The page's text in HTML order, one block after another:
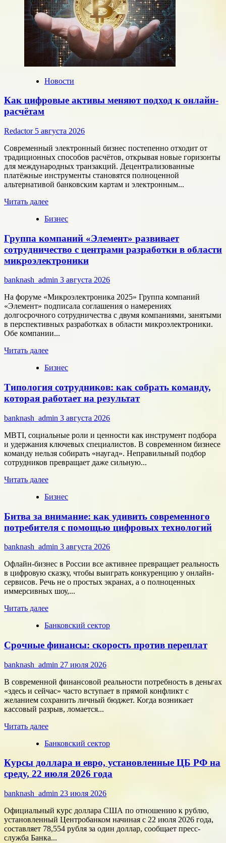
Новости
Как цифровые активы меняют подход к онлайн-
расчётам
Redactor 5 августа 2026
Современный электронный бизнес постепенно отходит от
традиционных способов расчётов, открывая новые горизонты
для международных транзакций. Децентрализованные
платёжные инструменты становятся полноценной
альтернативой банковским картам и электронным...
Читать далееПрочитать
о
цифровые
активы
меняют
подход
онлайн-
Бизнес
Группа компаний «Элемент» развивает
сотрудничество с центрами разработки в области
микроэлектроники
banknash_admin 3 августа 2026
На форуме «Микроэлектроника 2025» Группа компаний
«Элемент» подписала соглашения о намерениях
долгосрочного сотрудничества с двумя компаниями, занятыми
в перспективных разработках в области микроэлектроники.
Обе компании...
Читать далееПрочитать
о
компаний
«Элемент»
развивает
сотрудничество
с
центрами
разработки
в
области
микроэлектроники
Бизнес
Типология сотрудников: как собрать команду,
которая работает на результат
banknash_admin 3 августа 2026
MBTI, социальные роли и ценности как инструмент подбора
и удержания ключевых специалистов. В современном бизнесе
команду нельзя собирать «наугад». Неправильный подбор
сотрудников превращает даже сильную...
Читать далееПрочитать
о
сотрудников:
как
собрать
команду,
которая
работает
на
результат
Бизнес
Битва за внимание: как удивить современного
потребителя с помощью цифровых технологий
banknash_admin 3 августа 2026
Офлайн-бизнес в России все активнее превращает реальность
в цифровую сказку, чтобы выиграть конкуренцию у онлайн-
сервисов. Речь не о простых экранах, а о полноценных
иммерсивных шоу,...
Читать далееПрочитать
о
за
внимание:
как
удивить
современного
потребителя
с
помощью
технологий
Банковский сектор
Срочные финансы: скорость против переплат
banknash_admin 27 июля 2026
В современной финансовой реальности потребность в деньгах
«здесь и сейчас» часто вступает в прямой конфликт с
желанием сохранить личный бюджет. Когда возникает
кассовый разрыв, ломается...
Читать далееПрочитать
о
финансы:
скорость
против
переплат
Банковский сектор
Курсы доллара и евро, установленные ЦБ РФ на
среду, 22 июля 2026 года
banknash_admin 23 июля 2026
Официальный курс доллара США по отношению к рублю,
установленный Центробанком начиная с 22 июля 2026 года,
составляет 78,554 рубля за один доллар, сообщает пресс-
служба Банка...